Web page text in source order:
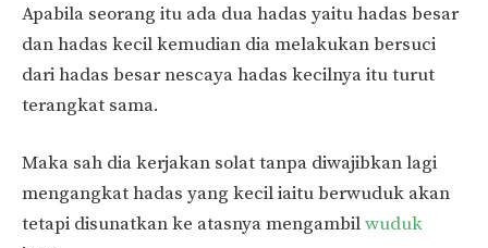
Apabila seorang itu ada dua hadas yaitu hadas besar
dan hadas kecil kemudian dia melakukan bersuci
dari hadas besar nescaya hadas kecilnya itu turut
terangkat sama.
Maka sah dia kerjakan solat tanpa diwajibkan lagi
mengangkat hadas yang kecil iaitu berwuduk akan
tetapi disunatkan ke atasnya mengambilwuduk